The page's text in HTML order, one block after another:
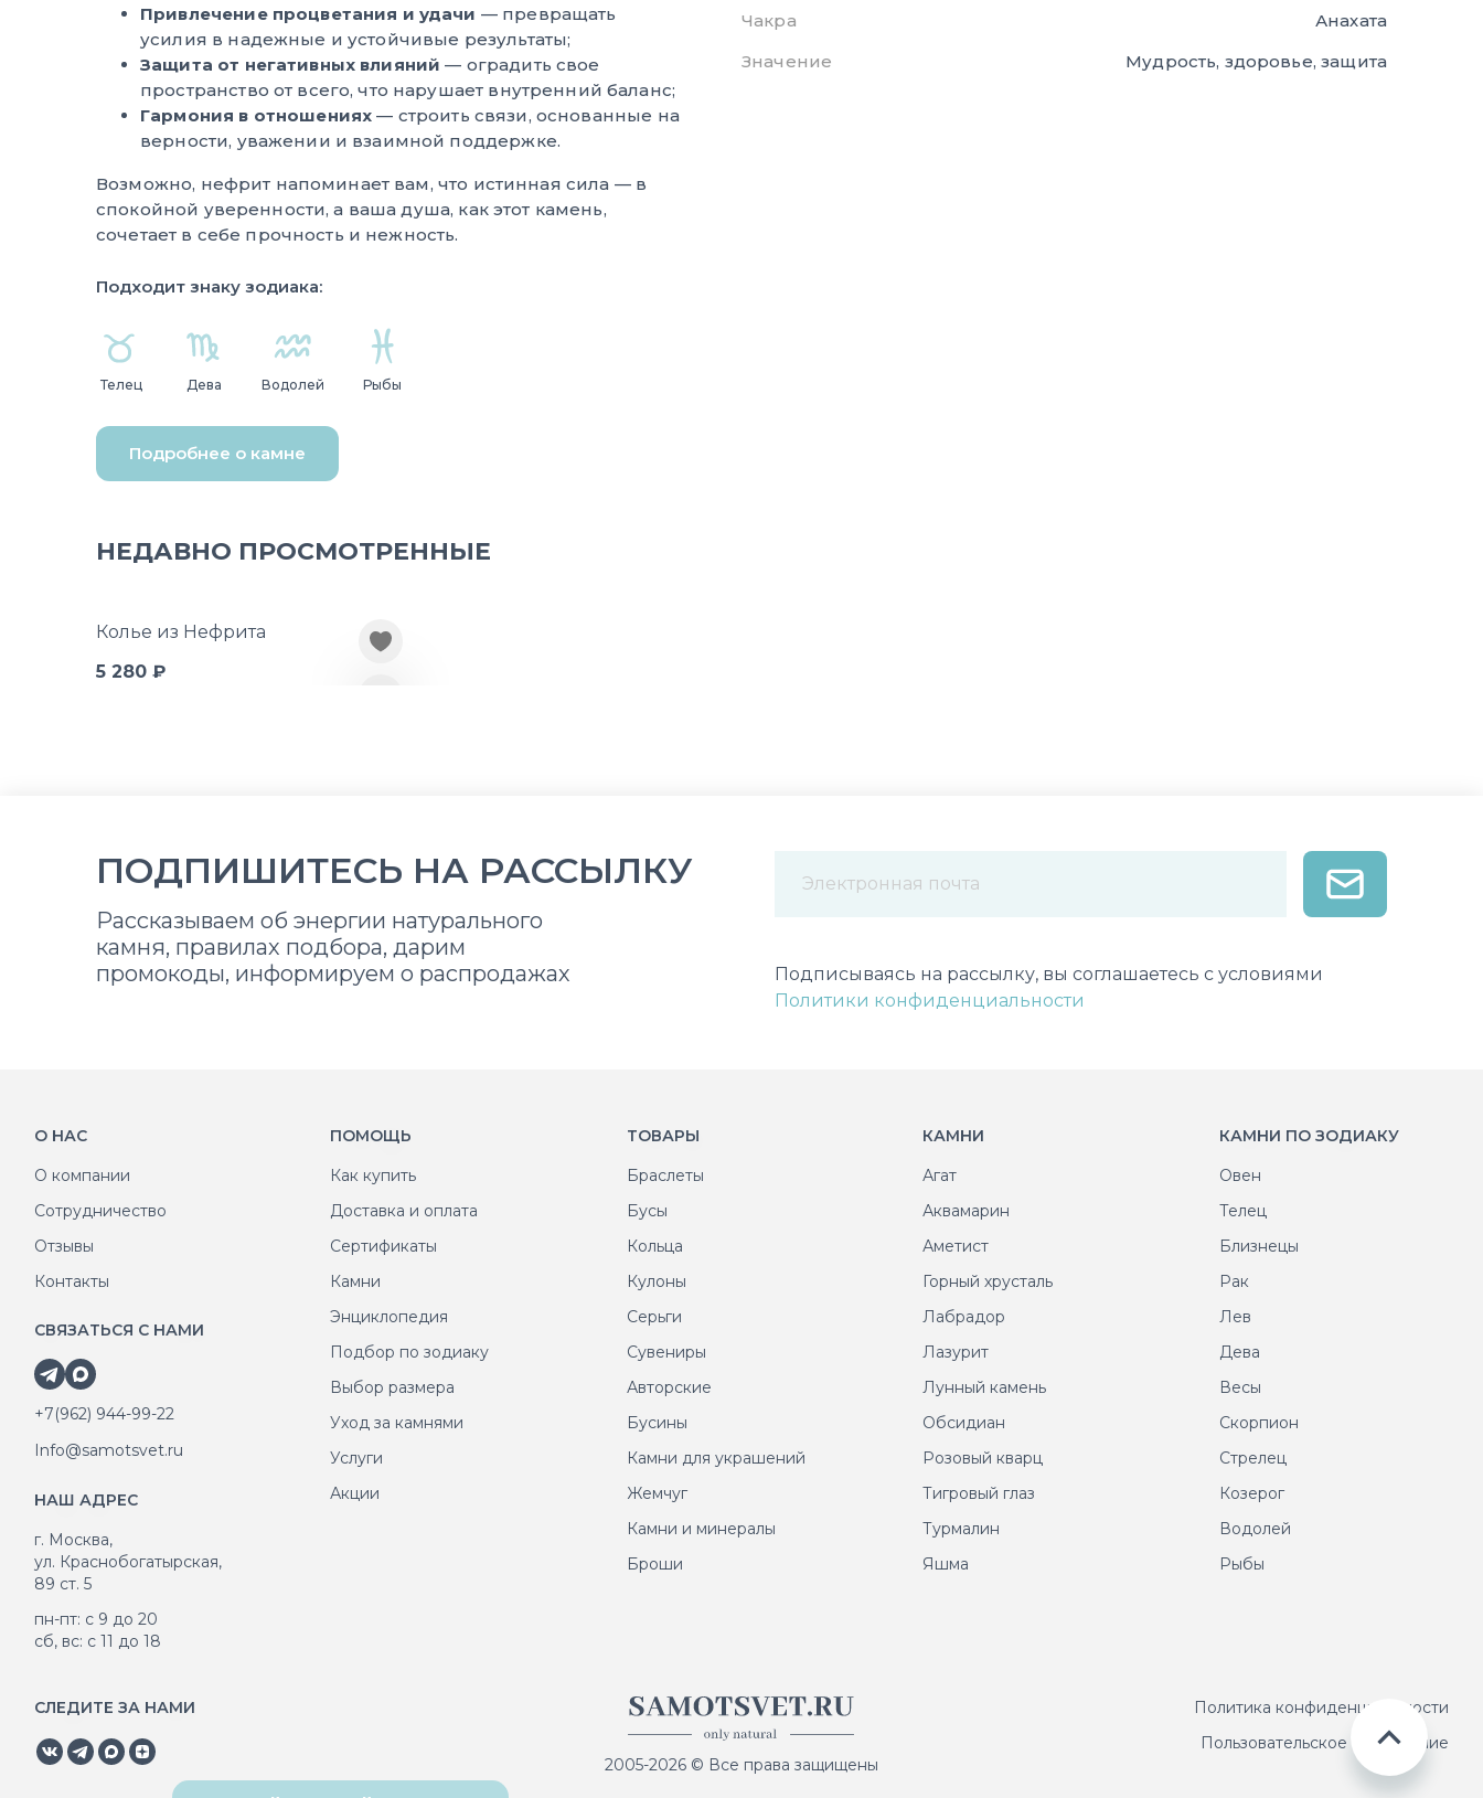
Привлечение процветания и удачи — превращать
усилия в надежные и устойчивые результаты;
Защита от негативных влияний — оградить свое
пространство от всего, что нарушает внутренний баланс;
Гармония в отношениях — строить связи, основанные на
верности, уважении и взаимной поддержке.
Возможно, нефрит напоминает вам, что истинная сила — в
спокойной уверенности, а ваша душа, как этот камень,
сочетает в себе прочность и нежность.
Подходит знаку зодиака:
Телец Дева Водолей Рыбы
Подробнее о камне
Чакра
Анахата
Значение
Мудрость, здоровье, защита
НЕДАВНО ПРОСМОТРЕННЫЕ
Колье из Нефрита
5 280 ₽
ПОДПИШИТЕСЬ НА РАССЫЛКУ
Рассказываем об энергии натурального
камня, правилах подбора, дарим
промокоды, информируем о распродажах
Подписываясь на рассылку, вы соглашаетесь с условиями
Политики конфиденциальности
О НАС
О компании
Сотрудничество
Отзывы
Контакты
СВЯЗАТЬСЯ С НАМИ
+7(962) 944-99-22
Info@samotsvet.ru
НАШ АДРЕС
г. Москва,
ул. Краснобогатырская,
89 ст. 5
пн-пт: с 9 до 20
сб, вс: с 11 до 18
ПОМОЩЬ
Как купить
Доставка и оплата
Сертификаты
Камни
Энциклопедия
Подбор по зодиаку
Выбор размера
Уход за камнями
Услуги
Акции
ТОВАРЫ
Браслеты
Бусы
Кольца
Кулоны
Серьги
Сувениры
Авторские
Бусины
Камни для украшений
Жемчуг
Камни и минералы
Броши
КАМНИ
Агат
Аквамарин
Аметист
Горный хрусталь
Лабрадор
Лазурит
Лунный камень
Обсидиан
Розовый кварц
Тигровый глаз
Турмалин
Яшма
КАМНИ ПО ЗОДИАКУ
Овен
Телец
Близнецы
Рак
Лев
Дева
Весы
Скорпион
Стрелец
Козерог
Водолей
Рыбы
СЛЕДИТЕ ЗА НАМИ
2005-2026 © Все права защищены
Политика конфиденциальности
Пользовательское соглашение